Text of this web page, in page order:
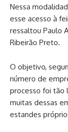
Nessa
esse acesso à
ressaltou Paulo
Ribeirão Preto.
O objetivo,
número de
processo foi tão
muitas dessas
estandes